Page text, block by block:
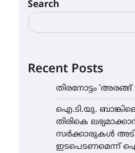
Search
Recent Posts
തിരനോട്ടം ‘അരങ്ങ്
ഐ.ടി.യു.
തിരികെ
സർക്കാരുകൾ
ഇടപെടണമെന്ന്